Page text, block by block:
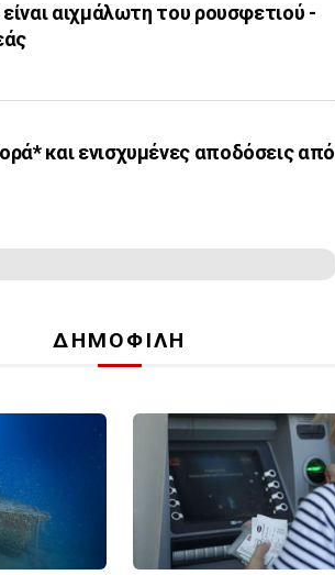
αιχμάλωτη του ρουσφετιού -
και ενισχυμένες αποδόσεις από
ΔΗΜΟΦΙΛΗ